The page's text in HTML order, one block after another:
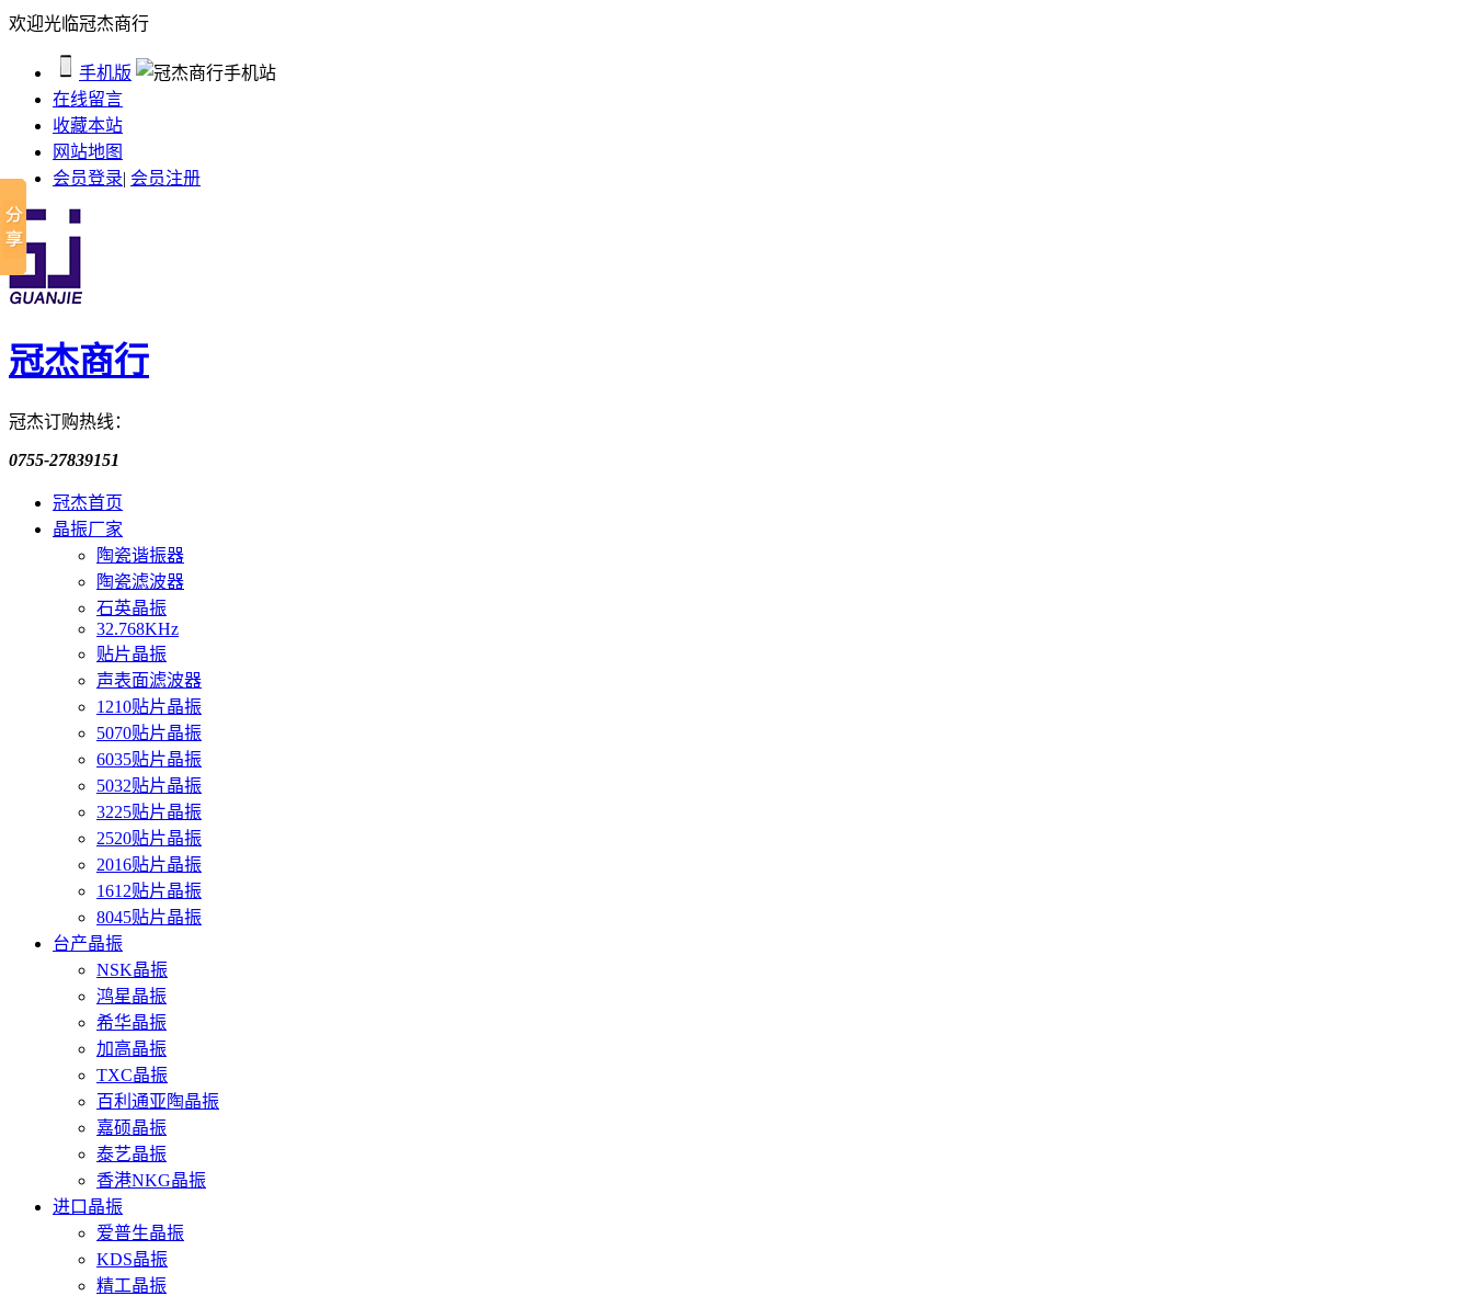
欢迎光临冠杰商行
手机版
在线留言
收藏本站
网站地图
会员登录| 会员注册
冠杰商行
冠杰订购热线：
0755-27839151
冠杰首页
晶振厂家
陶瓷谐振器
陶瓷滤波器
石英晶振
32.768KHz
贴片晶振
声表面滤波器
1210贴片晶振
5070贴片晶振
6035贴片晶振
5032贴片晶振
3225贴片晶振
2520贴片晶振
2016贴片晶振
1612贴片晶振
8045贴片晶振
台产晶振
NSK晶振
鸿星晶振
希华晶振
加高晶振
TXC晶振
百利通亚陶晶振
嘉硕晶振
泰艺晶振
香港NKG晶振
进口晶振
爱普生晶振
KDS晶振
精工晶振